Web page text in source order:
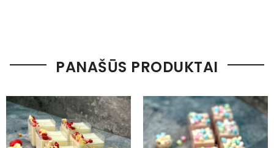
PANAŠŪS PRODUKTAI